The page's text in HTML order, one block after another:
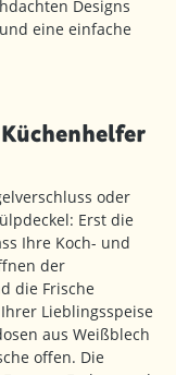
Designs
eine einfache
oder
Erst die
Ihre Koch- und
der
die Frische
Lieblingsspeise
aus Weißblech
offen. Die